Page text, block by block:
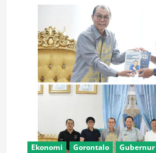
Ekonomi Gorontalo